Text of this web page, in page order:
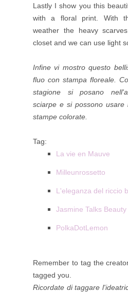
Lastly I show you this
with a floral print. With
weather the heavy
closet and we can use light
Infine vi mostro questo
fluo con stampa floreale.
stagione si posano
sciarpe e si possono usare
stampe colorate.
Tag:
La vie en Mauve
Milleunrossetto
L'eleganza del riccio
Jasmine Talks Beauty
PolkaDotLemon
Remember to tag the
tagged you.
Ricordate di taggare